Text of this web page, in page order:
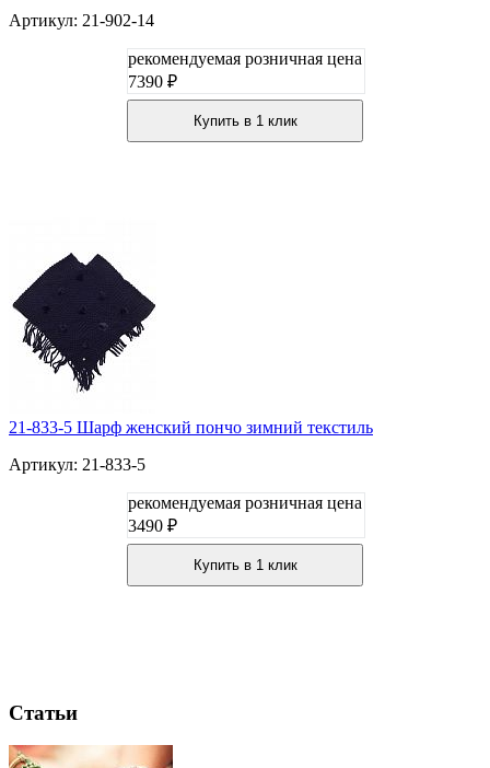
Артикул: 21-902-14
рекомендуемая розничная цена
7390 ₽
Купить в 1 клик
21-833-5 Шарф женский пончо зимний текстиль
Артикул: 21-833-5
рекомендуемая розничная цена
3490 ₽
Купить в 1 клик
Статьи